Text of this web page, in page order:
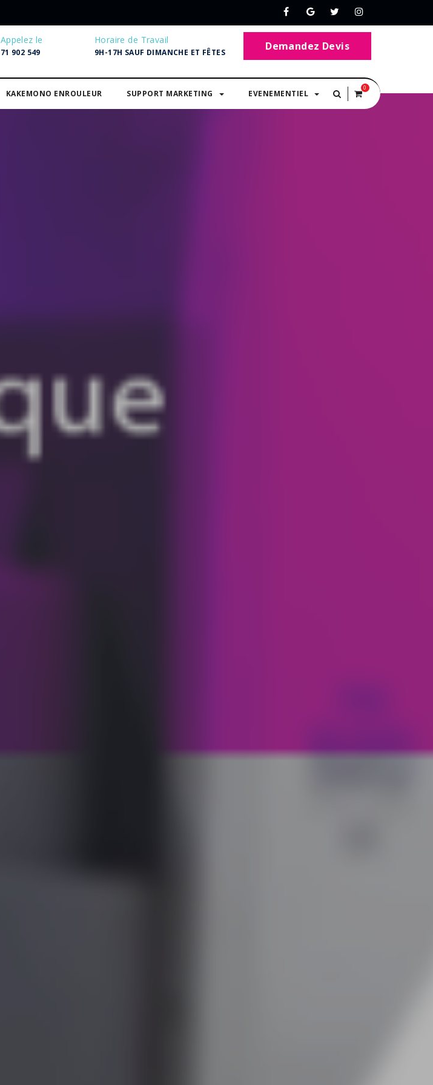
Appelez le
71 902 549
Horaire de Travail
9H-17H SAUF DIMANCHE ET FÊTES Demandez Devis
KAKEMONO ENROULEUR SUPPORT MARKETING EVENEMENTIEL
0